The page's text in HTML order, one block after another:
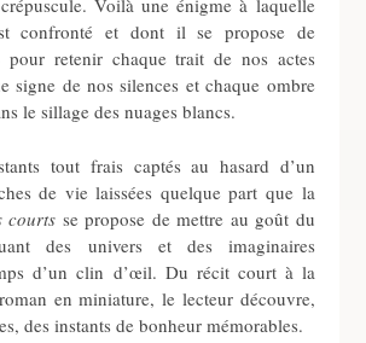
Voilà une énigme à laquelle
confronté et dont il se propose de
pour retenir chaque trait de nos actes
signe de nos silences et chaque ombre
le sillage des nuages blancs.
tout frais captés au hasard d’un
de vie laissées quelque part que la
courts se propose de mettre au goût du
des univers et des imaginaires
d’un clin d’œil. Du récit court à la
en miniature, le lecteur découvre,
des instants de bonheur mémorables.